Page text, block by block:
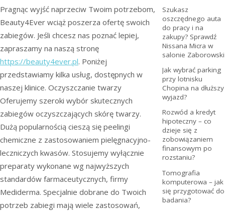
Pragnąc wyjść naprzeciw Twoim potrzebom,
Beauty4Ever wciąż poszerza ofertę swoich
zabiegów. Jeśli chcesz nas poznać lepiej,
zapraszamy na naszą stronę
https://beauty4ever.pl. Poniżej
przedstawiamy kilka usług, dostępnych w
naszej klinice. Oczyszczanie twarzy
Oferujemy szeroki wybór skutecznych
zabiegów oczyszczających skórę twarzy.
Dużą popularnością cieszą się peelingi
chemiczne z zastosowaniem pielęgnacyjno-
leczniczych kwasów. Stosujemy wyłącznie
preparaty wykonane wg najwyższych
standardów farmaceutycznych, firmy
Mediderma. Specjalnie dobrane do Twoich
potrzeb zabiegi mają wiele zastosowań,
Szukasz
oszczędnego auta
do pracy i na
zakupy? Sprawdź
Nissana Micra w
salonie Zaborowski
Jak wybrać parking
przy lotnisku
Chopina na dłuższy
wyjazd?
Rozwód a kredyt
hipoteczny – co
dzieje się z
zobowiązaniem
finansowym po
rozstaniu?
Tomografia
komputerowa – jak
się przygotować do
badania?